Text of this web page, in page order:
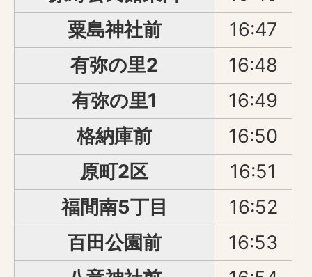
粟島神社前
16:47
有弥の里2
16:48
有弥の里1
16:49
格納庫前
16:50
原町2区
16:51
福間南5丁目
16:52
百田公園前
16:53